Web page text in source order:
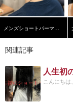
関連記事
人生初
こんにち